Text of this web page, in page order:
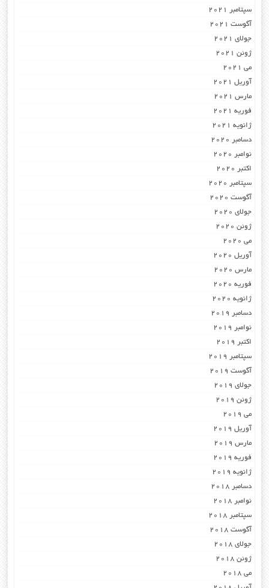
سپتامبر 2021
آگوست 2021
جولای 2021
ژوئن 2021
می 2021
آوریل 2021
مارس 2021
فوریه 2021
ژانویه 2021
دسامبر 2020
نوامبر 2020
اکتبر 2020
سپتامبر 2020
آگوست 2020
جولای 2020
ژوئن 2020
می 2020
آوریل 2020
مارس 2020
فوریه 2020
ژانویه 2020
دسامبر 2019
نوامبر 2019
اکتبر 2019
سپتامبر 2019
آگوست 2019
جولای 2019
ژوئن 2019
می 2019
آوریل 2019
مارس 2019
فوریه 2019
ژانویه 2019
دسامبر 2018
نوامبر 2018
سپتامبر 2018
آگوست 2018
جولای 2018
ژوئن 2018
می 2018